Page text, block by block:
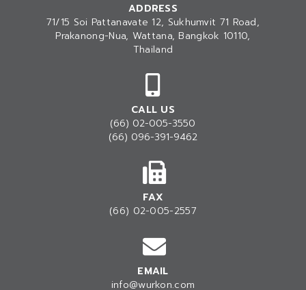
ADDRESS
71/15 Soi Pattanavate 12, Sukhumvit 71 Road,
Prakanong-Nua, Wattana, Bangkok 10110,
Thailand
CALL US
(66) 02-005-3550
(66) 096-391-9462
FAX
(66) 02-005-2557
EMAIL
info@wurkon.com